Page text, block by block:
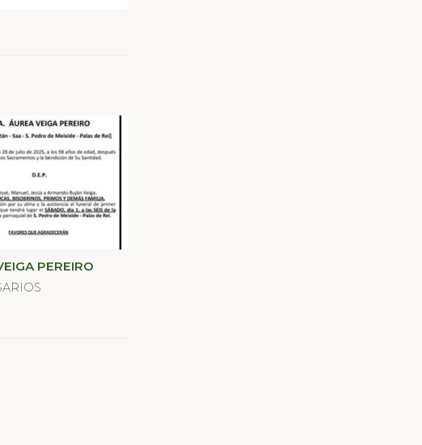
PEREIRO